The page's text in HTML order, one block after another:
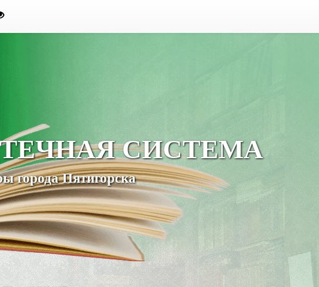
СИСТЕМА
города Пятигорска